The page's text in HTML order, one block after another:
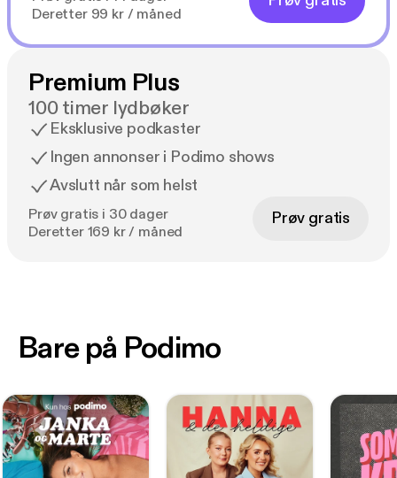
Deretter 99 kr / måned
Premium Plus
100 timer lydbøker
Eksklusive podkaster
Ingen annonser i Podimo shows
Avslutt når som helst
Prøv gratis i 30 dager
Deretter 169 kr / måned
Prøv gratis
Bare på Podimo